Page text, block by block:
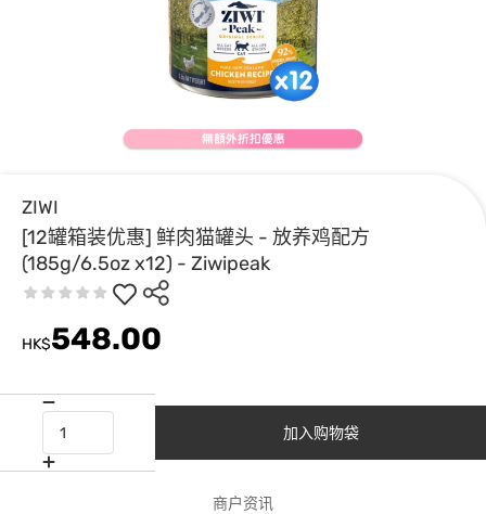
ZIWI
[12罐箱装优惠] 鲜肉猫罐头 - 放养鸡配方
(185g/6.5oz x12) - Ziwipeak
HK$548.00
加入购物袋
商户资讯